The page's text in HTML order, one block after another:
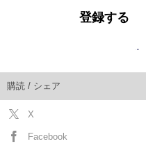
購読 / シェア
X
Facebook